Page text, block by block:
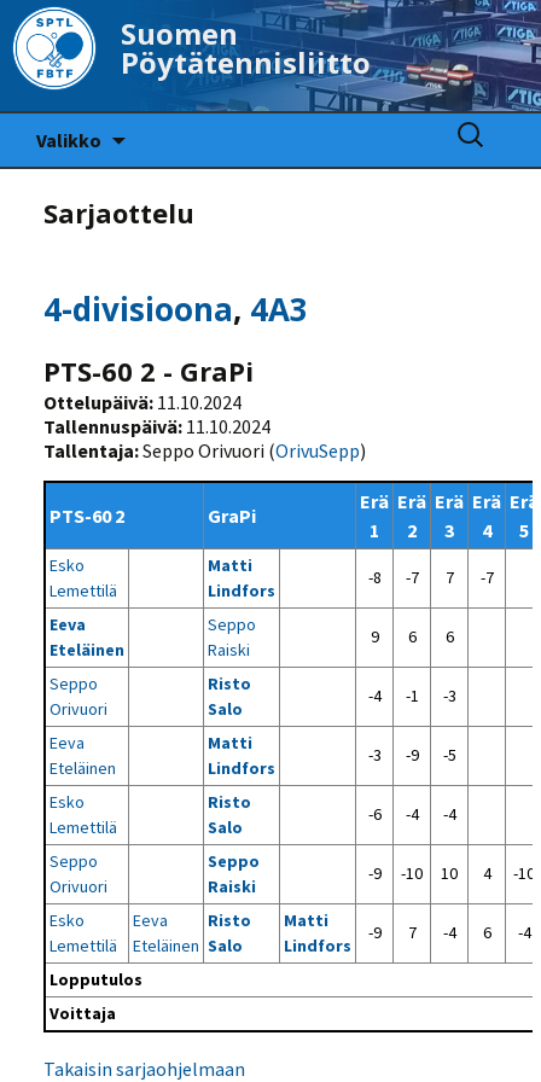
Suomen
Pöytätennisliitto
Valikko
Haku:
Sarjaottelu
4-divisioona, 4A3
PTS-60 2 - GraPi
Ottelupäivä: 11.10.2024
Tallennuspäivä: 11.10.2024
Tallentaja:Seppo Orivuori (OrivuSepp)
PTS-60 2 GraPi
Erä
1
Erä
2
Erä
3
Erä
4
Erä
5
Esko
Lemettilä
Matti
Lindfors
-8 -7 7 -7
Eeva
Eteläinen
Seppo
Raiski
9 6 6
Seppo
Orivuori
Risto
Salo
-4 -1 -3
Eeva
Eteläinen
Matti
Lindfors
-3 -9 -5
Esko
Lemettilä
Risto
Salo
-6 -4 -4
Seppo
Orivuori
Seppo
Raiski
-9 -10 10 4 -10
Esko
Lemettilä
Eeva
Eteläinen
Risto
Salo
Matti
Lindfors
-9 7 -4 6 -4
Lopputulos
Voittaja
Takaisin sarjaohjelmaan